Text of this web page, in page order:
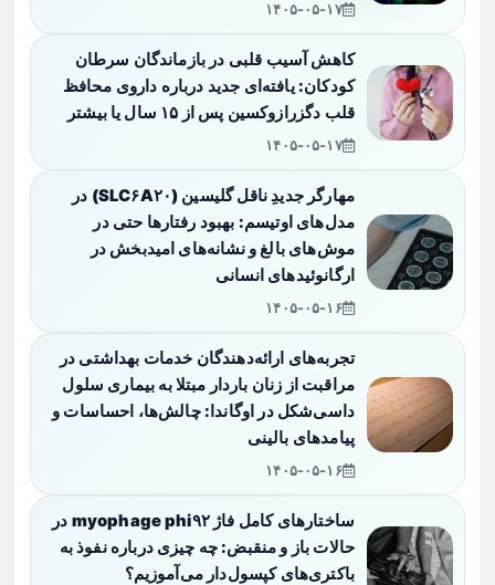
۱۴۰۵-۰۵-۱۷
کاهش آسیب قلبی در بازماندگان سرطان
کودکان: یافته‌ای جدید درباره داروی محافظ
قلب دگزرازوکسین پس از ۱۵ سال یا بیشتر
۱۴۰۵-۰۵-۱۷
مهارگر جدیدِ ناقل گلیسین (SLC۶A۲۰) در
مدل‌های اوتیسم: بهبود رفتارها حتی در
موش‌های بالغ و نشانه‌های امیدبخش در
ارگانوئیدهای انسانی
۱۴۰۵-۰۵-۱۶
تجربه‌های ارائه‌دهندگان خدمات بهداشتی در
مراقبت از زنان باردار مبتلا به بیماری سلول
داسی‌شکل در اوگاندا: چالش‌ها، احساسات و
پیامدهای بالینی
۱۴۰۵-۰۵-۱۶
ساختارهای کامل فاژ myophage phi۹۲ در
حالات باز و منقبض: چه چیزی درباره نفوذ به
باکتری‌های کپسول‌دار می‌آموزیم؟